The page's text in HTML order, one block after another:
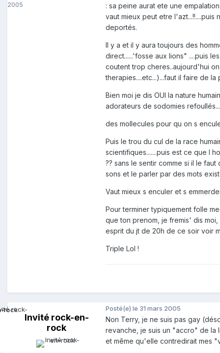
2005
: sa peine aurat ete une
vaut mieux peut etre
deportés.
Il y a et il y aura toujours des
direct......'fosse aux lions" ....puis
coutent trop cheres..aujourd'hui
therapies....etc...)...faut il faire de la
Bien moi je dis OUI la nature
adorateurs de sodomies
des mollecules pour qu on s
Puis le trou du cul de la race
scientifiques.......puis est ce que l
?? sans le sentir comme si il le
sons et le parler par des mots
Vaut mieux s enculer et s
Pour terminer typiquement folle
que ton prenom, je fremis' dis moi,
esprit du jt de 20h de ce soir voir
Triple Lol !
Invité rock-en-
rock
Posté(e) le 31 mars 2005
Non Terry, je ne suis pas gay
revanche, je suis un "accro" de la
et même qu'elle contredirait mes